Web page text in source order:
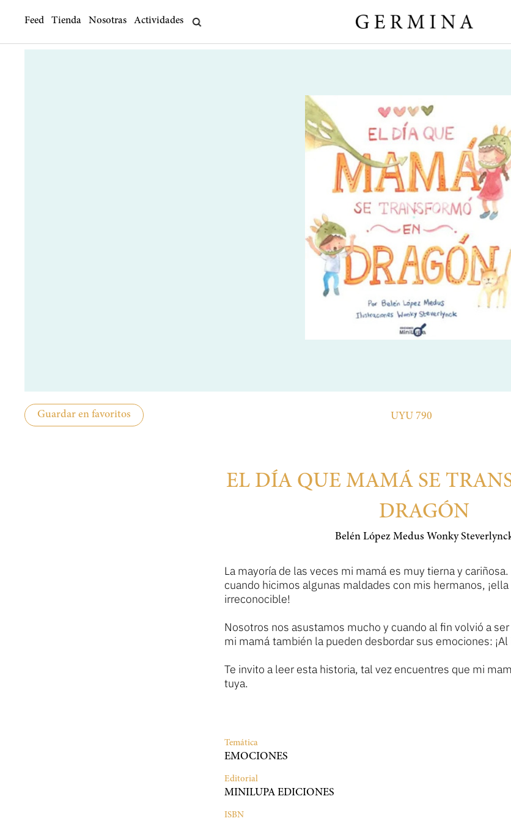
Feed Tienda Nosotras Actividades
Guardar en favoritos UYU 790
EL DÍA QUE MAMÁ SE
DRAGÓN
Belén López Medus Wonky
La mayoría de las veces mi mamá es muy tierna y
cuando hicimos algunas maldades con mis hermanos,
irreconocible!
Nosotros nos asustamos mucho y cuando al fin volvió a
mi mamá también la pueden desbordar sus emociones:
Te invito a leer esta historia, tal vez encuentres que mi
tuya.
Temática
EMOCIONES
Editorial
MINILUPA EDICIONES
ISBN